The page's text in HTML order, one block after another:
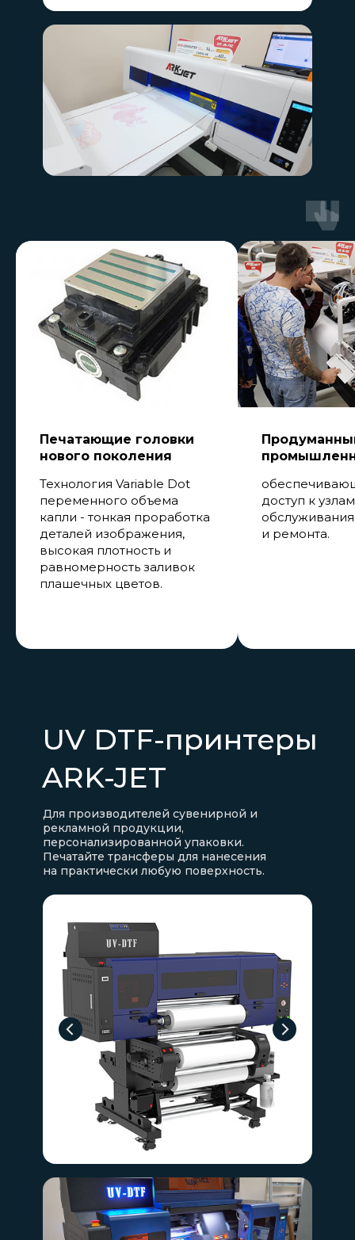
Печатающие головки
нового поколения
Технология Variable Dot
переменного объема
капли - тонкая проработка
деталей изображения,
высокая плотность и
равномерность заливок
плашечных цветов.
доступ к
и ремонта.
UV DTF-принтеры
ARK-JET
Для производителей сувенирной и
рекламной продукции,
персонализированной упаковки.
Печатайте трансферы для нанесения
на практически любую поверхность.